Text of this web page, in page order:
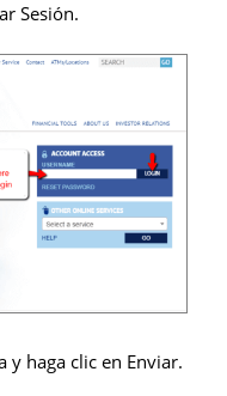
Sesión.
y haga clic en Enviar.